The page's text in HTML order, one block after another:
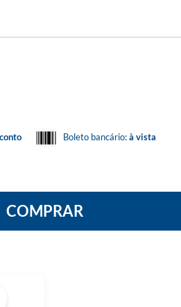
Boleto bancário:à vista
COMPRAR